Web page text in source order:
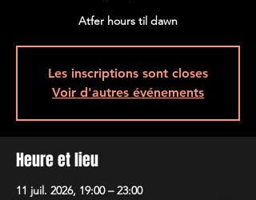
Atfer hours til dawn
Les inscriptions sont closes
Voir d'autres événements
Heure et lieu
11 juil. 2026, 19:00 – 23:00